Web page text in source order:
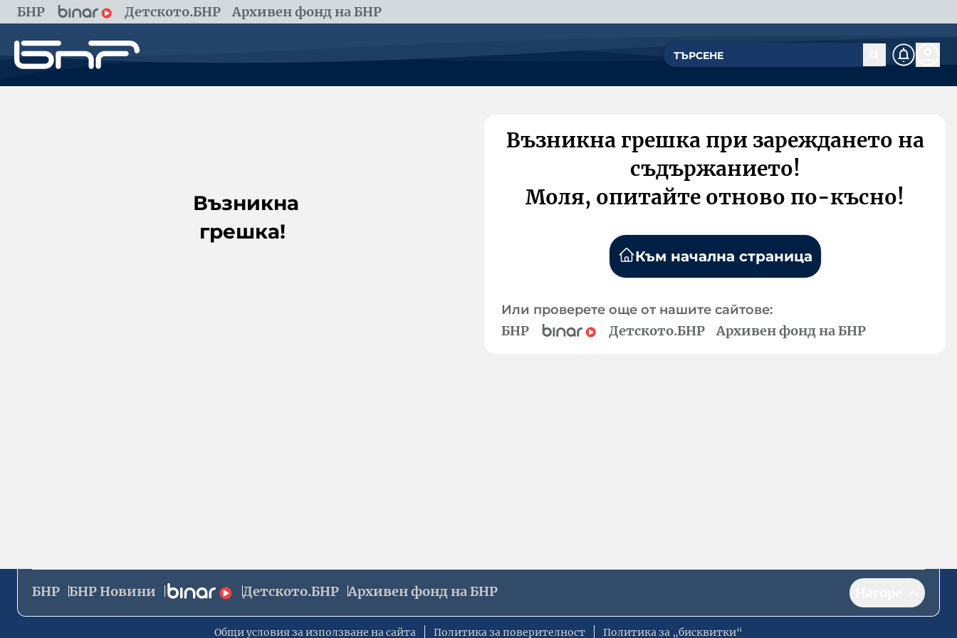
БНР Детското.БНР Архивен фонд на БНР
Възникна
грешка!
Възникна грешка при зареждането на
съдържанието!
Моля, опитайте отново по-късно!
Към начална страница
Или проверете още от нашите сайтове:
БНР Детското.БНР Архивен фонд на БНР
БНР БНР Новини Детското.БНР Архивен фонд на БНР
Общи условия за използване на сайта Политика за поверителност Политика за „бисквитки“